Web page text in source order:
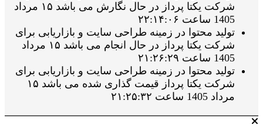
شرکت یکتا پرداز در حال نگارش می باشد ۱۵ مرداد
1405 ساعت ۲۲:۱۴:۰۶
تولید محتوا در زمینه طراحی سایت و بازاریابی برای
شرکت یکتا پرداز در حال انجام می باشد ۱۵ مرداد
1405 ساعت ۲۱:۲۶:۲۹
تولید محتوا در زمینه طراحی سایت و بازاریابی برای
شرکت یکتا پرداز قیمت گذاری شده می باشد ۱۵
مرداد 1405 ساعت ۲۱:۲۵:۳۲